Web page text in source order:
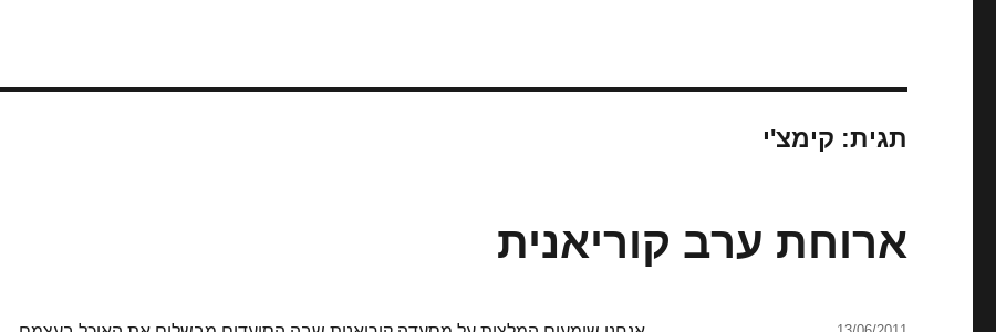
תגית: קימצ'י
ארוחת ערב קוריאנית